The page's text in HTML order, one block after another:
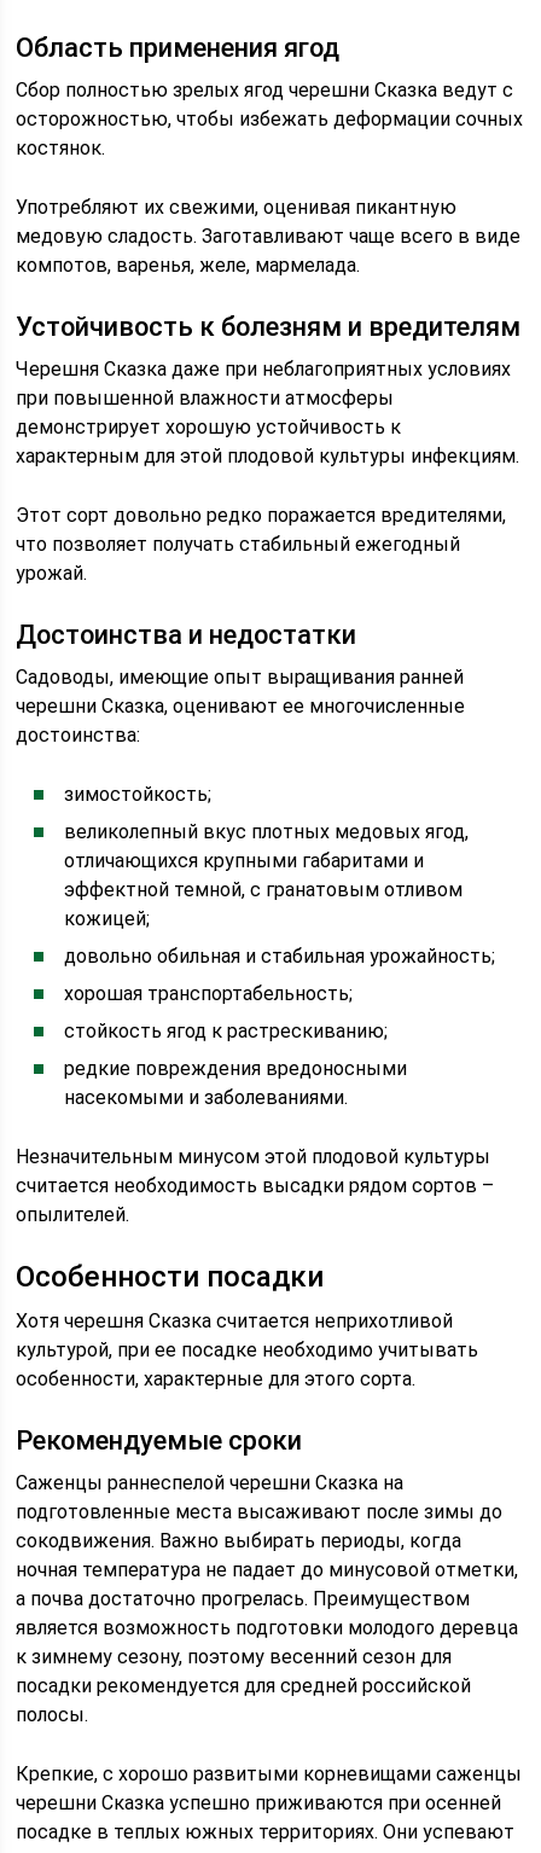
Область применения ягод
Сбор полностью зрелых ягод черешни Сказка ведут с
осторожностью, чтобы избежать деформации сочных
костянок.
Употребляют их свежими, оценивая пикантную
медовую сладость. Заготавливают чаще всего в виде
компотов, варенья, желе, мармелада.
Устойчивость к болезням и вредителям
Черешня Сказка даже при неблагоприятных условиях
при повышенной влажности атмосферы
демонстрирует хорошую устойчивость к
характерным для этой плодовой культуры инфекциям.
Этот сорт довольно редко поражается вредителями,
что позволяет получать стабильный ежегодный
урожай.
Достоинства и недостатки
Садоводы, имеющие опыт выращивания ранней
черешни Сказка, оценивают ее многочисленные
достоинства:
зимостойкость;
великолепный вкус плотных медовых ягод,
отличающихся крупными габаритами и
эффектной темной, с гранатовым отливом
кожицей;
довольно обильная и стабильная урожайность;
хорошая транспортабельность;
стойкость ягод к растрескиванию;
редкие повреждения вредоносными
насекомыми и заболеваниями.
Незначительным минусом этой плодовой культуры
считается необходимость высадки рядом сортов –
опылителей.
Особенности посадки
Хотя черешня Сказка считается неприхотливой
культурой, при ее посадке необходимо учитывать
особенности, характерные для этого сорта.
Рекомендуемые сроки
Саженцы раннеспелой черешни Сказка на
подготовленные места высаживают после зимы до
сокодвижения. Важно выбирать периоды, когда
ночная температура не падает до минусовой отметки,
а почва достаточно прогрелась. Преимуществом
является возможность подготовки молодого деревца
к зимнему сезону, поэтому весенний сезон для
посадки рекомендуется для средней российской
полосы.
Крепкие, с хорошо развитыми корневищами саженцы
черешни Сказка успешно приживаются при осенней
посадке в теплых южных территориях. Они успевают